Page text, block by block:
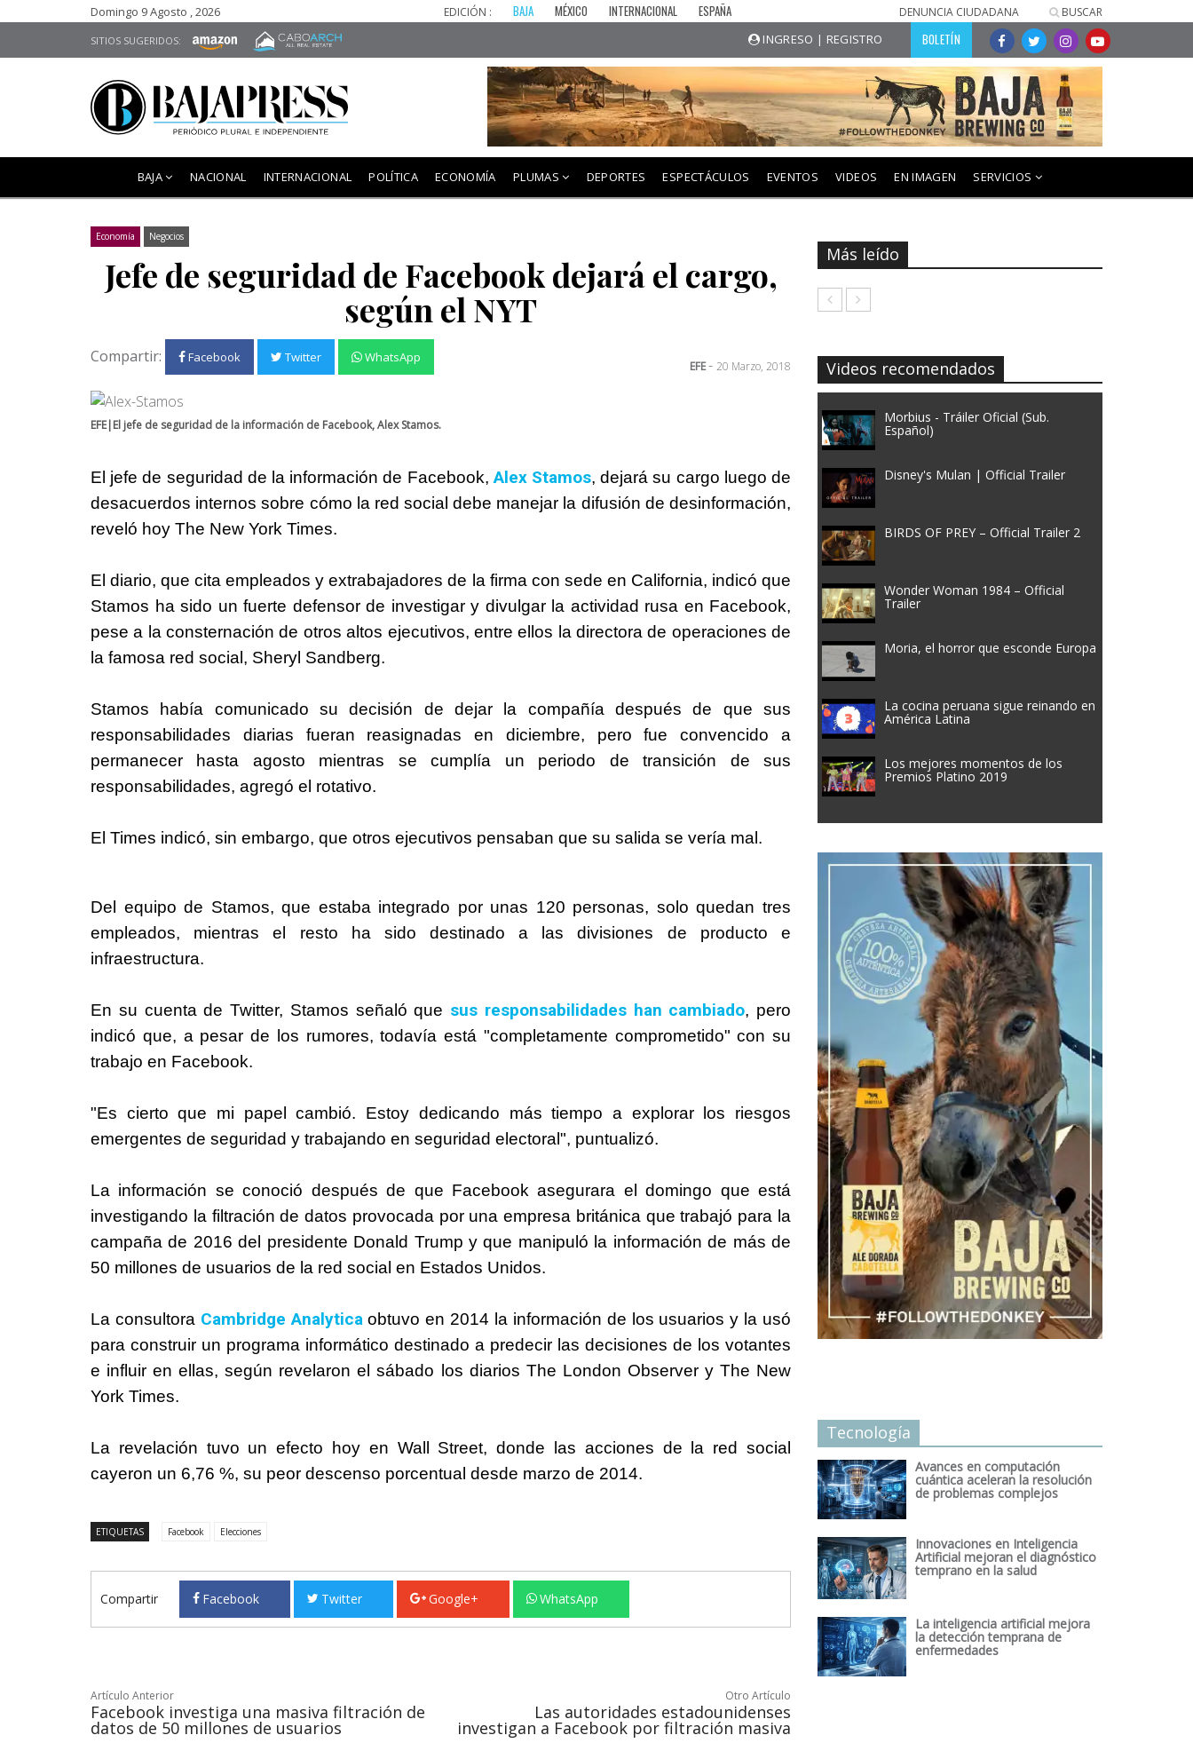
Domingo 9 Agosto , 2026 EDICIÓN : BAJA MÉXICO INTERNACIONAL ESPAÑA DENUNCIA CIUDADANA BUSCAR
SITIOS SUGERIDOS: INGRESO | REGISTRO BOLETÍN
BAJA NACIONAL INTERNACIONAL POLÍTICA ECONOMÍA PLUMAS DEPORTES ESPECTÁCULOS EVENTOS VIDEOS EN IMAGEN SERVICIOS
Economía Negocios
Jefe de seguridad de Facebook dejará el cargo,
según el NYT
Compartir: Facebook Twitter WhatsApp
EFE- 20 Marzo, 2018
EFE|El jefe de seguridad de la información de Facebook, Alex Stamos.
El jefe de seguridad de la información de Facebook, Alex Stamos, dejará su cargo luego de
desacuerdos internos sobre cómo la red social debe manejar la difusión de desinformación,
reveló hoy The New York Times.
El diario, que cita empleados y extrabajadores de la firma con sede en California, indicó que
Stamos ha sido un fuerte defensor de investigar y divulgar la actividad rusa en Facebook,
pese a la consternación de otros altos ejecutivos, entre ellos la directora de operaciones de
la famosa red social, Sheryl Sandberg.
Stamos había comunicado su decisión de dejar la compañía después de que sus
responsabilidades diarias fueran reasignadas en diciembre, pero fue convencido a
permanecer hasta agosto mientras se cumplía un periodo de transición de sus
responsabilidades, agregó el rotativo.
El Times indicó, sin embargo, que otros ejecutivos pensaban que su salida se vería mal.
Del equipo de Stamos, que estaba integrado por unas 120 personas, solo quedan tres
empleados, mientras el resto ha sido destinado a las divisiones de producto e
infraestructura.
En su cuenta de Twitter, Stamos señaló que sus responsabilidades han cambiado, pero
indicó que, a pesar de los rumores, todavía está "completamente comprometido" con su
trabajo en Facebook.
"Es cierto que mi papel cambió. Estoy dedicando más tiempo a explorar los riesgos
emergentes de seguridad y trabajando en seguridad electoral", puntualizó.
La información se conoció después de que Facebook asegurara el domingo que está
investigando la filtración de datos provocada por una empresa británica que trabajó para la
campaña de 2016 del presidente Donald Trump y que manipuló la información de más de
50 millones de usuarios de la red social en Estados Unidos.
La consultora Cambridge Analytica obtuvo en 2014 la información de los usuarios y la usó
para construir un programa informático destinado a predecir las decisiones de los votantes
e influir en ellas, según revelaron el sábado los diarios The London Observer y The New
York Times.
La revelación tuvo un efecto hoy en Wall Street, donde las acciones de la red social
cayeron un 6,76 %, su peor descenso porcentual desde marzo de 2014.
ETIQUETAS Facebook Elecciones
Compartir Facebook Twitter Google+ WhatsApp
Artículo Anterior
Facebook investiga una masiva filtración de
datos de 50 millones de usuarios
Otro Artículo
Las autoridades estadounidenses
investigan a Facebook por filtración masiva
Más leído
Videos recomendados
Morbius - Tráiler Oficial (Sub.
Español)
Disney's Mulan | Official Trailer
BIRDS OF PREY – Official Trailer 2
Wonder Woman 1984 – Official
Trailer
Moria, el horror que esconde Europa
La cocina peruana sigue reinando en
América Latina
Los mejores momentos de los
Premios Platino 2019
Tecnología
Avances en computación
cuántica aceleran la resolución
de problemas complejos
Innovaciones en Inteligencia
Artificial mejoran el diagnóstico
temprano en la salud
La inteligencia artificial mejora
la detección temprana de
enfermedades